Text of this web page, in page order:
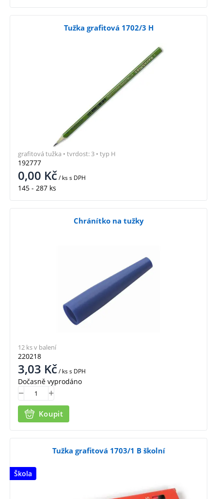
Tužka grafitová 1702/3 H
192777
0,00 Kč/ kss DPH
145 - 287 ks
grafitová tužka • tvrdost: 3 • typ H
Chránítko na tužky
220218
3,03 Kč/ kss DPH
Dočasně vyprodáno
Koupit
12 ks v balení
Škola
Tužka grafitová 1703/1 B školní